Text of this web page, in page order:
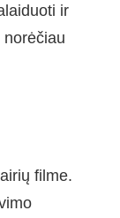
ir
filme.